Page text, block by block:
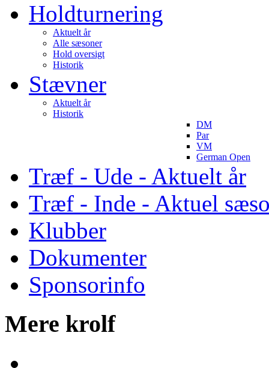
Holdturnering
Aktuelt år
Alle sæsoner
Hold oversigt
Historik
Stævner
Aktuelt år
Historik
DM
Par
VM
German Open
Træf - Ude - Aktuelt år
Træf - Inde - Aktuel
Klubber
Dokumenter
Sponsorinfo
Mere krolf